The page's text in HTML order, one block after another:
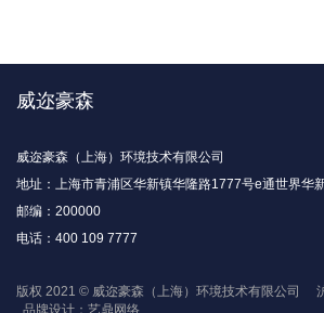
威迩豪森
威迩豪森（上海）环境技术有限公司
地址：上海市青浦区华新镇华隆路1777号e通世界华
邮编：200000
电话：400 109 7777
版权 2021 © 威迩豪森（上海）环境技术有限公司
品牌设计：艺鼎网络